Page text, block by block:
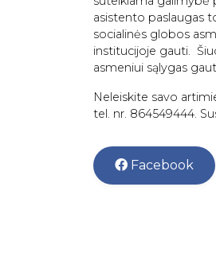
asistento paslaugas
socialinės globos
institucijoje gauti.
asmeniui sąlygas
Neleiskite savo
tel. nr. 864549444.
Facebook